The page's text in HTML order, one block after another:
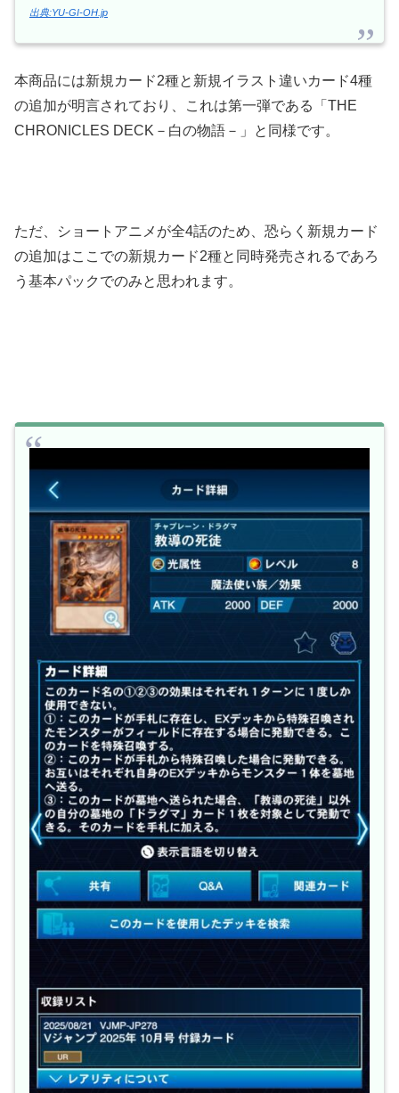
出典:YU-GI-OH.jp
本商品には新規カード2種と新規イラスト違いカード4種
の追加が明言されており、これは第一弾である「THE
CHRONICLES DECK－白の物語－」と同様です。
ただ、ショートアニメが全4話のため、恐らく新規カード
の追加はここでの新規カード2種と同時発売されるであろ
う基本パックでのみと思われます。